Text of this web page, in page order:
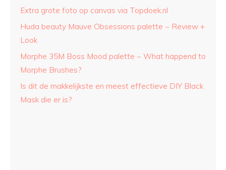
Extra grote foto op canvas via Topdoek.nl
Huda beauty Mauve Obsessions palette ~ Review +
Look
Morphe 35M Boss Mood palette ~ What happend to
Morphe Brushes?
Is dit de makkelijkste en meest effectieve DIY Black
Mask die er is?